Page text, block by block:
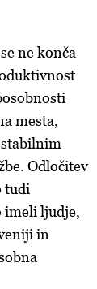
ne konča
mesta,
Odločitev
tudi
imeli ljudje,
in